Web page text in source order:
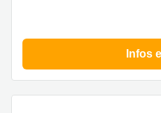
Infos